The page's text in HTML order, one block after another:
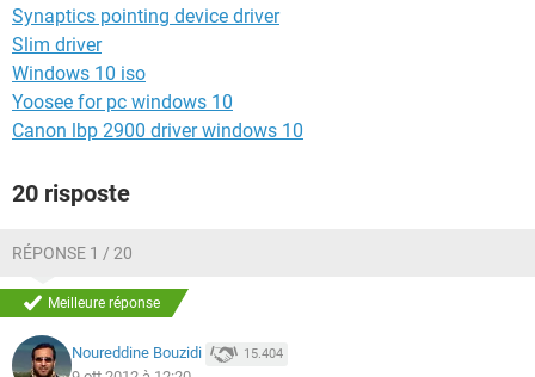
Synaptics pointing device driver
Slim driver
Windows 10 iso
Yoosee for pc windows 10
Canon lbp 2900 driver windows 10
20 risposte
RÉPONSE 1 / 20
Meilleure réponse
Noureddine Bouzidi 15.404